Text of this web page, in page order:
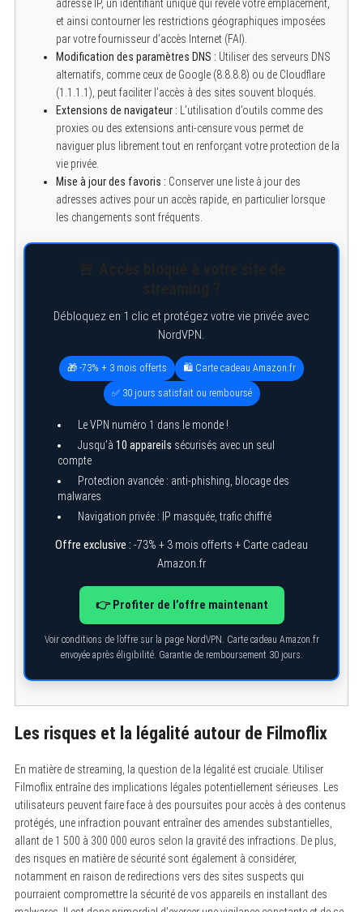
adresse IP, un identifiant unique qui révèle votre emplacement,
et ainsi contourner les restrictions géographiques imposées
par votre fournisseur d’accès Internet (FAI).
Modification des paramètres DNS : Utiliser des serveurs DNS
alternatifs, comme ceux de Google (8.8.8.8) ou de Cloudflare
(1.1.1.1), peut faciliter l’accès à des sites souvent bloqués.
Extensions de navigateur : L’utilisation d’outils comme des
proxies ou des extensions anti-censure vous permet de
naviguer plus librement tout en renforçant votre protection de la
vie privée.
Mise à jour des favoris : Conserver une liste à jour des
adresses actives pour un accès rapide, en particulier lorsque
les changements sont fréquents.
Débloquez en 1 clic et protégez votre vie privée avec
NordVPN.
🎁 -73% + 3 mois offerts 🛍️ Carte cadeau Amazon.fr
✅ 30 jours satisfait ou remboursé
Le VPN numéro 1 dans le monde !
Jusqu’à 10 appareils sécurisés avec un seul
compte
Protection avancée : anti-phishing, blocage des
malwares
Navigation privée : IP masquée, trafic chiffré
Offre exclusive : -73% + 3 mois offerts + Carte cadeau
Amazon.fr
👉 Profiter de l’offre maintenant
Voir conditions de l’offre sur la page NordVPN. Carte cadeau Amazon.fr
envoyée après éligibilité. Garantie de remboursement 30 jours.
Les risques et la légalité autour de Filmoflix
En matière de streaming, la question de la légalité est cruciale. Utiliser
Filmoflix entraîne des implications légales potentiellement sérieuses. Les
utilisateurs peuvent faire face à des poursuites pour accès à des contenus
protégés, une infraction pouvant entraîner des amendes substantielles,
allant de 1 500 à 300 000 euros selon la gravité des infractions. De plus,
des risques en matière de sécurité sont également à considérer,
notamment en raison de redirections vers des sites suspects qui
pourraient compromettre la sécurité de vos appareils en installant des
S
o
r